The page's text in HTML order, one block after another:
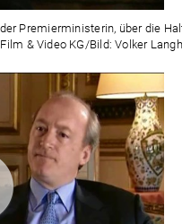
Premierministerin, über die
& Video KG/Bild: Volker